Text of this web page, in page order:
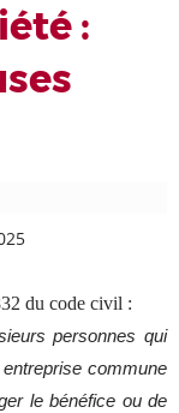
:
du code civil :
personnes qui
commune
le bénéfice ou de